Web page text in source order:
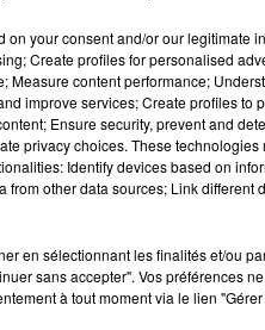
your consent and/or our legitimate
Create profiles for personalised
content performance;
improve services; Create profiles to
Ensure security, prevent and
privacy choices. These technologies
Identify devices based on
other data sources; Link different
en sélectionnant les finalités et/ou
sans accepter". Vos préférences
à tout moment via le lien